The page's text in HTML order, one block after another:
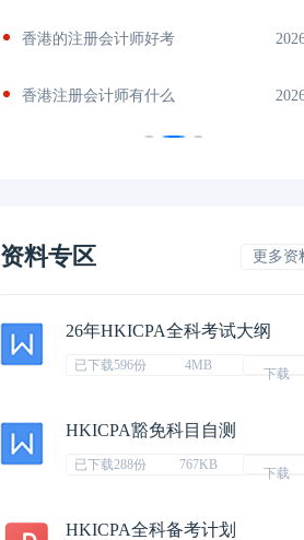
香港的注册会计师好考
香港注册会计师有什么
资料专区 更多资
26年HKICPA全科考试大纲
已下载596份 4MB
下载
HKICPA豁免科目自测
已下载288份 767KB
下载
HKICPA全科备考计划